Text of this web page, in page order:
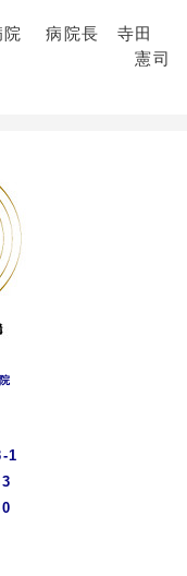
病院 病院長 寺田
憲司
1